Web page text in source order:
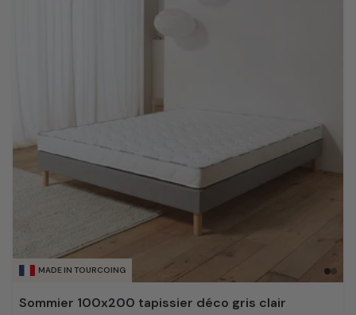
MADE IN TOURCOING
Sommier 100x200 tapissier déco gris clair